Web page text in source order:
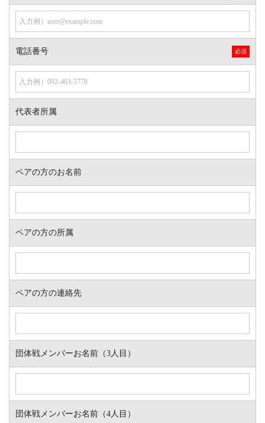
電話番号
代表者所属
ペアの方のお名前
ペアの方の所属
ペアの方の連絡先
団体戦メンバーお名前（3人目）
団体戦メンバーお名前（4人目）